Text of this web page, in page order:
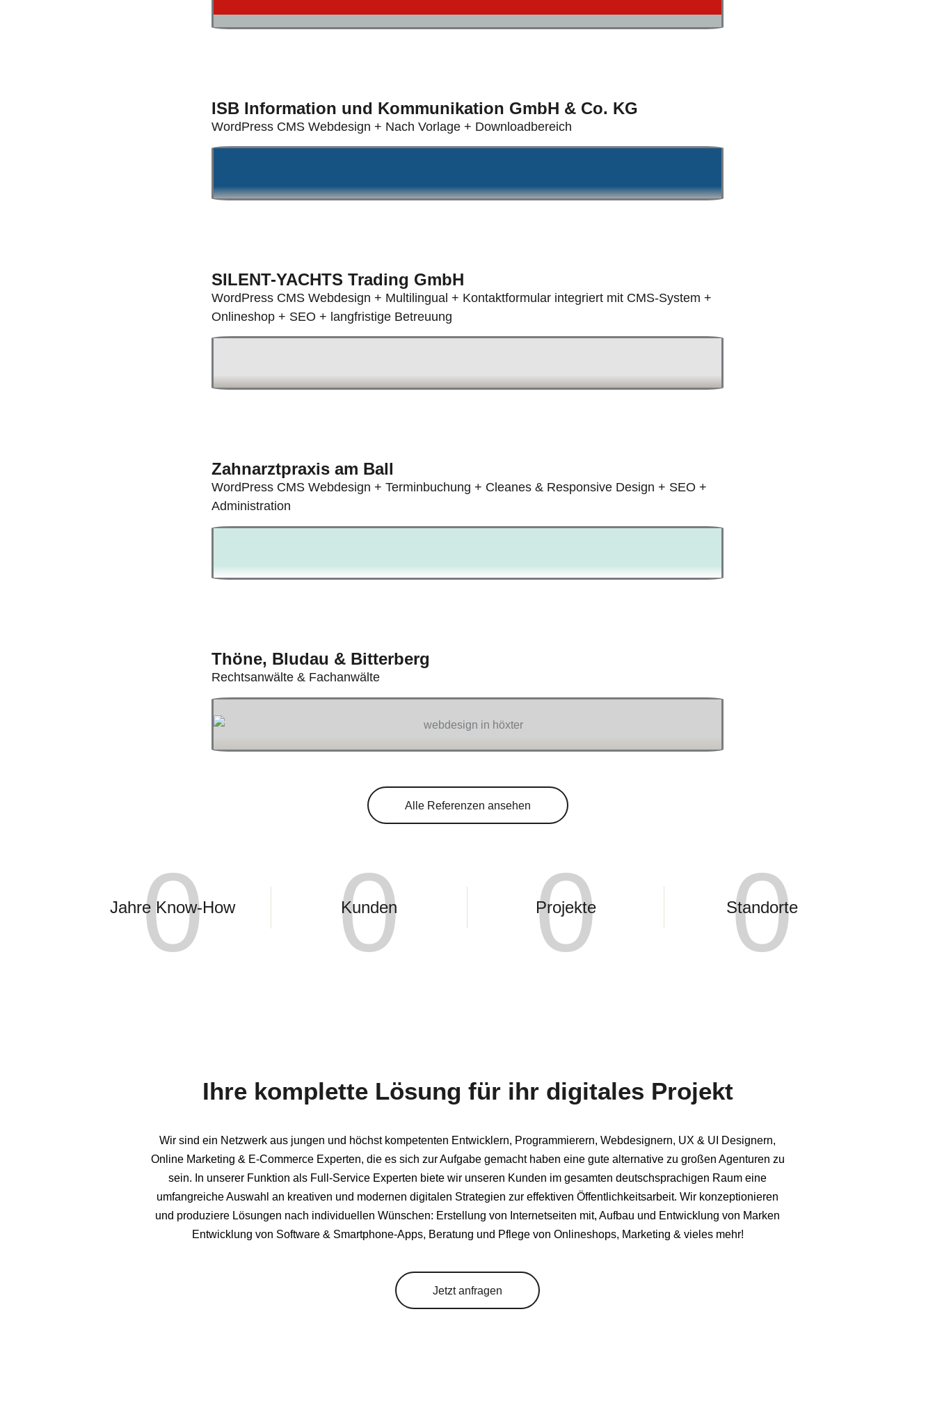
ISB Information und Kommunikation GmbH & Co. KG
WordPress CMS Webdesign + Nach Vorlage + Downloadbereich
SILENT-YACHTS Trading GmbH
WordPress CMS Webdesign + Multilingual + Kontaktformular integriert mit CMS-System +
Onlineshop + SEO + langfristige Betreuung
Zahnarztpraxis am Ball
WordPress CMS Webdesign + Terminbuchung + Cleanes & Responsive Design + SEO +
Administration
Thöne, Bludau & Bitterberg
Rechtsanwälte & Fachanwälte
Alle Referenzen ansehen
0
Jahre Know-How 0
Kunden 0
Projekte 0
Standorte
Ihre komplette Lösung für ihr digitales Projekt
Wir sind ein Netzwerk aus jungen und höchst kompetenten Entwicklern, Programmierern, Webdesignern, UX & UI Designern,
Online Marketing & E-Commerce Experten, die es sich zur Aufgabe gemacht haben eine gute alternative zu großen Agenturen zu
sein. In unserer Funktion als Full-Service Experten biete wir unseren Kunden im gesamten deutschsprachigen Raum eine
umfangreiche Auswahl an kreativen und modernen digitalen Strategien zur effektiven Öffentlichkeitsarbeit. Wir konzeptionieren
und produziere Lösungen nach individuellen Wünschen: Erstellung von Internetseiten mit, Aufbau und Entwicklung von Marken
Entwicklung von Software & Smartphone-Apps, Beratung und Pflege von Onlineshops, Marketing & vieles mehr!
Jetzt anfragen